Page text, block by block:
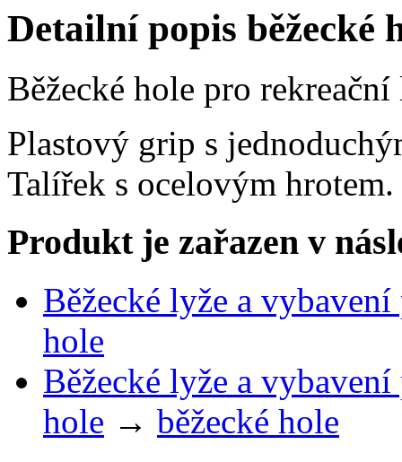
Detailní popis běžecké
Běžecké hole pro rekreační
Plastový grip s
Talířek s ocelovým hrotem.
Produkt je zařazen v
Běžecké lyže a
hole
Běžecké lyže a
hole → běžecké hole